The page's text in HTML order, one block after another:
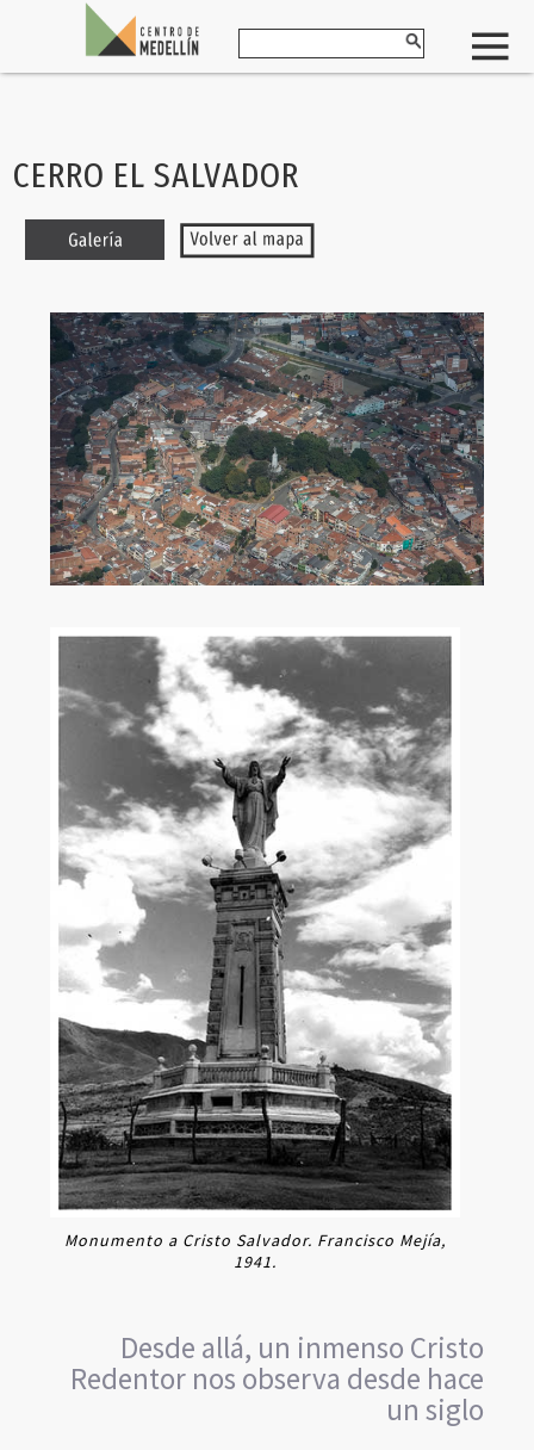
CERRO EL SALVADOR
Monumento a Cristo Salvador. Francisco Mejía,
1941.
Desde allá, un inmenso Cristo
Redentor nos observa desde hace
un siglo